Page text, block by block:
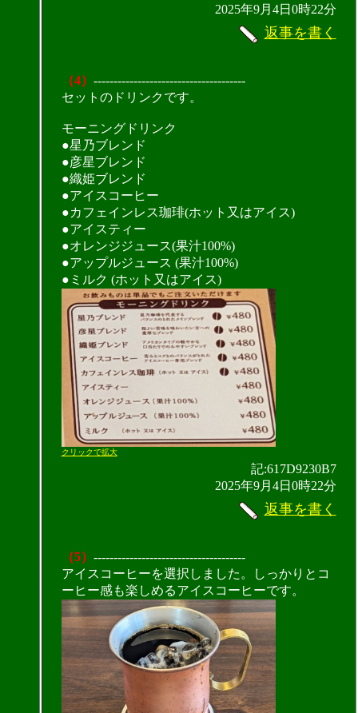
2025年9月4日0時22分
返事を書く
（4） --------------------------------------
セットのドリンクです。
モーニングドリンク
●星乃ブレンド
●彦星ブレンド
●織姫ブレンド
●アイスコーヒー
●カフェインレス珈琲(ホット又はアイス)
●アイスティー
●オレンジジュース(果汁100%)
●アップルジュース (果汁100%)
●ミルク (ホット又はアイス)
クリックで拡大
記:617D9230B7
2025年9月4日0時22分
返事を書く
（5） --------------------------------------
アイスコーヒーを選択しました。しっかりとコ
ーヒー感も楽しめるアイスコーヒーです。